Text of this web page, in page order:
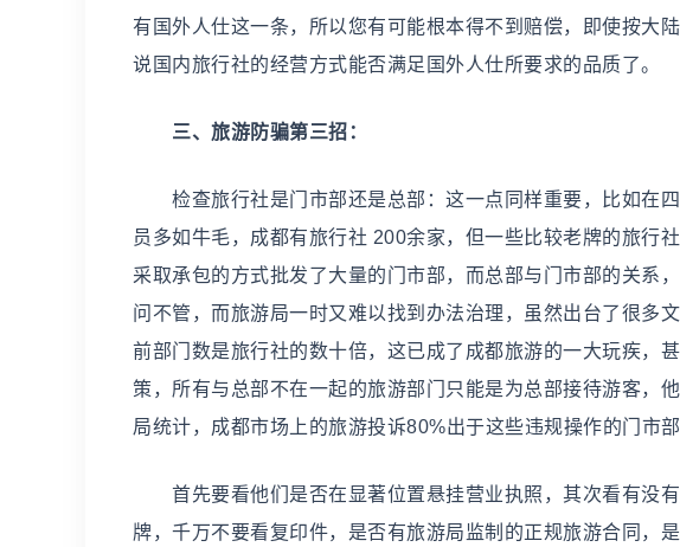
有国外人仕这一条，所以您有可能根本得不到赔偿，即使按大
说国内旅行社的经营方式能否满足国外人仕所要求的品质了。
三、旅游防骗第三招：
检查旅行社是门市部还是总部：这一点同样重要，比如在四
员多如牛毛，成都有旅行社 200余家，但一些比较老牌的旅行
采取承包的方式批发了大量的门市部，而总部与门市部的关系
问不管，而旅游局一时又难以找到办法治理，虽然出台了很多
前部门数是旅行社的数十倍，这已成了成都旅游的一大玩疾，
策，所有与总部不在一起的旅游部门只能是为总部接待游客，
局统计，成都市场上的旅游投诉80%出于这些违规操作的门市
首先要看他们是否在显著位置悬挂营业执照，其次看有没
牌，千万不要看复印件，是否有旅游局监制的正规旅游合同，